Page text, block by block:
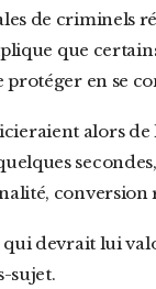
de criminels
que
en se
conversion
sujet.